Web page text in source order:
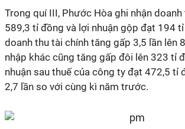
Trong quí III, Phước Hòa ghi nhận
589,3 tỉ đồng và lợi nhuận gộp đạt 194 tỉ
doanh thu tài chính tăng gấp 3,5 lần lên
nhập khác cũng tăng gấp đôi lên 323 tỉ
nhuận sau thuế của công ty đạt 472,5 tỉ
2,7 lần so với cùng kì năm trước.